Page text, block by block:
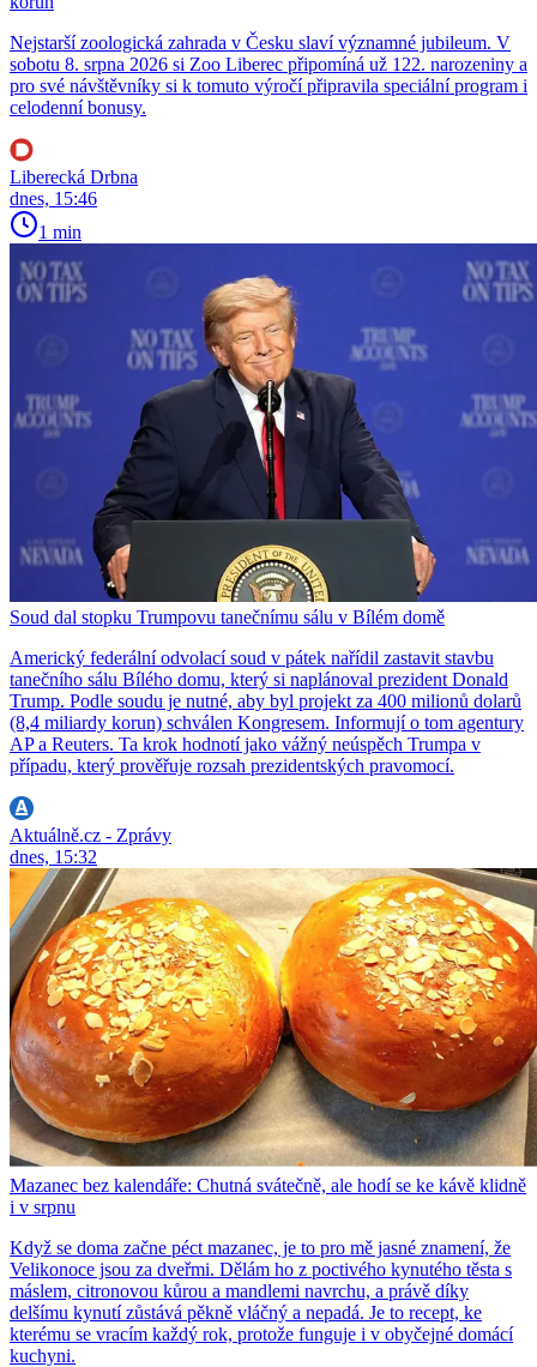
Nejstarší zoologická zahrada v Česku slaví významné jubileum. V
sobotu 8. srpna 2026 si Zoo Liberec připomíná už 122. narozeniny a
pro své návštěvníky si k tomuto výročí připravila speciální program i
celodenní bonusy.
Liberecká Drbna
dnes, 15:46
1 min
Soud dal stopku Trumpovu tanečnímu sálu v Bílém domě
Americký federální odvolací soud v pátek nařídil zastavit stavbu
tanečního sálu Bílého domu, který si naplánoval prezident Donald
Trump. Podle soudu je nutné, aby byl projekt za 400 milionů dolarů
(8,4 miliardy korun) schválen Kongresem. Informují o tom agentury
AP a Reuters. Ta krok hodnotí jako vážný neúspěch Trumpa v
případu, který prověřuje rozsah prezidentských pravomocí.
Aktuálně.cz - Zprávy
dnes, 15:32
Mazanec bez kalendáře: Chutná svátečně, ale hodí se ke kávě klidně
i v srpnu
Když se doma začne péct mazanec, je to pro mě jasné znamení, že
Velikonoce jsou za dveřmi. Dělám ho z poctivého kynutého těsta s
máslem, citronovou kůrou a mandlemi navrchu, a právě díky
delšímu kynutí zůstává pěkně vláčný a nepadá. Je to recept, ke
kterému se vracím každý rok, protože funguje i v obyčejné domácí
kuchyni.